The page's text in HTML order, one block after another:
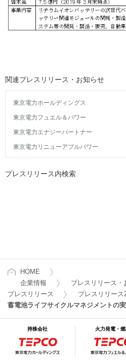
関連プレスリリース・お知らせ
東京電力ホールディングス
東京電力フュエル＆パワー
東京電力エナジーパートナー
東京電力リニューアブルパワー
プレスリリース内検索
HOME
企業情報
プレスリリース・
プレスリリース
プレスリリース
蓄電池ライフサイクルマネジメントの
持株会社 火力発電・